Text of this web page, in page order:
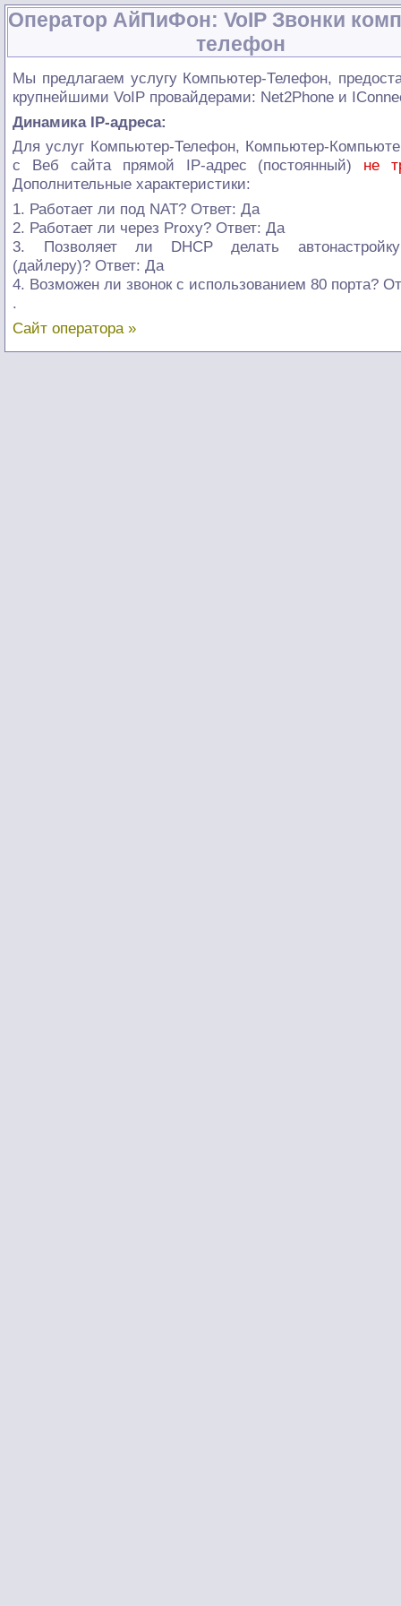
Оператор АйПиФон: VoIP Звонки
телефон
Мы предлагаем услугу Компьютер-Телефон,
крупнейшими VoIP провайдерами: Net2Phone и
Динамика IP-адреса:
Для услуг Компьютер-Телефон, Компьютер-
с Веб сайта прямой IP-адрес (постоянный) не
Дополнительные характеристики:
1. Работает ли под NAT? Ответ: Да
2. Работает ли через Proxy? Ответ: Да
3. Позволяет ли DHCP делать
(дайлеру)? Ответ: Да
4. Возможен ли звонок с использованием 80 порта?
.
Сайт оператора »